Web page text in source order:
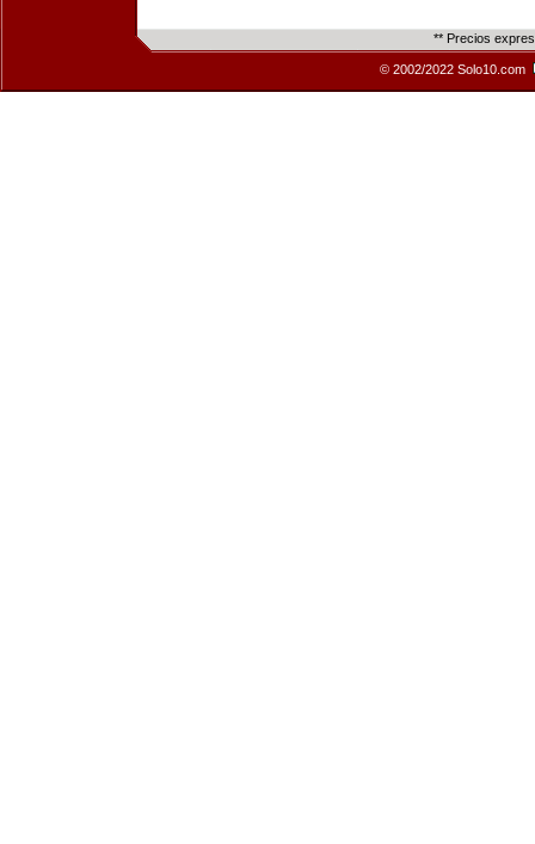
** Precios
© 2002/2022 Solo10.com